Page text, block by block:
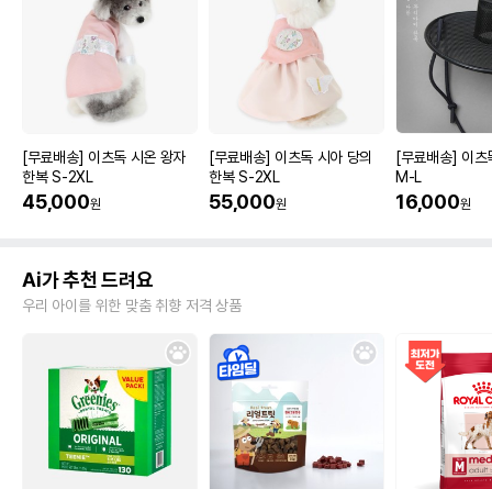
[무료배송] 이츠독 시온 왕자
한복 S-2XL
45,000원
[무료배송] 이츠독 시아 당의
한복 S-2XL
55,000원
[무료배송] 이츠
M-L
16,000원
Ai가 추천 드려요
우리 아이를 위한 맞춤 취향 저격 상품